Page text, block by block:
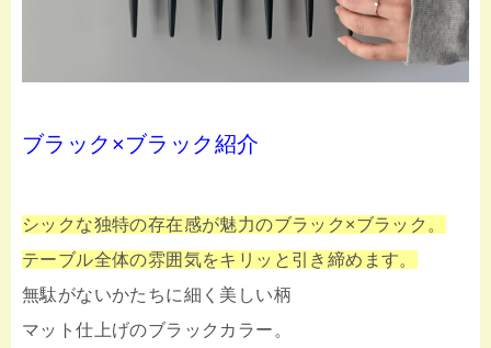
ブラック×ブラック紹介
シックな独特の存在感が魅力のブラック×ブラック。
テーブル全体の雰囲気をキリッと引き締めます。
無駄がないかたちに細く美しい柄
マット仕上げのブラックカラー。